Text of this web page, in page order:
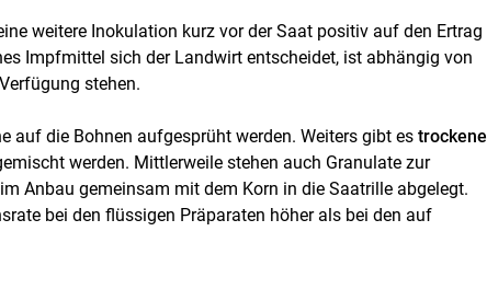
weitere Inokulation kurz vor der Saat positiv auf den Ertrag
Impfmittel sich der Landwirt entscheidet, ist abhängig von
stehen.
auf die Bohnen aufgesprüht werden. Weiters gibt es trockene
werden. Mittlerweile stehen auch Granulate zur
Anbau gemeinsam mit dem Korn in die Saatrille abgelegt.
bei den flüssigen Präparaten höher als bei den auf